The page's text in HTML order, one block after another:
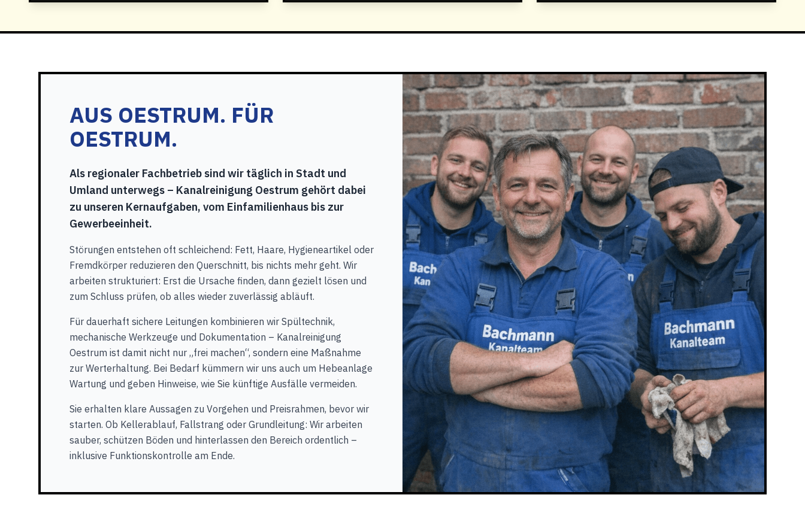
AUS OESTRUM. FÜR
OESTRUM.
Als regionaler Fachbetrieb sind wir täglich in Stadt und
Umland unterwegs – Kanalreinigung Oestrum gehört dabei
zu unseren Kernaufgaben, vom Einfamilienhaus bis zur
Gewerbeeinheit.
Störungen entstehen oft schleichend: Fett, Haare, Hygieneartikel oder
Fremdkörper reduzieren den Querschnitt, bis nichts mehr geht. Wir
arbeiten strukturiert: Erst die Ursache finden, dann gezielt lösen und
zum Schluss prüfen, ob alles wieder zuverlässig abläuft.
Für dauerhaft sichere Leitungen kombinieren wir Spültechnik,
mechanische Werkzeuge und Dokumentation – Kanalreinigung
Oestrum ist damit nicht nur „frei machen“, sondern eine Maßnahme
zur Werterhaltung. Bei Bedarf kümmern wir uns auch um Hebeanlage
Wartung und geben Hinweise, wie Sie künftige Ausfälle vermeiden.
Sie erhalten klare Aussagen zu Vorgehen und Preisrahmen, bevor wir
starten. Ob Kellerablauf, Fallstrang oder Grundleitung: Wir arbeiten
sauber, schützen Böden und hinterlassen den Bereich ordentlich –
inklusive Funktionskontrolle am Ende.